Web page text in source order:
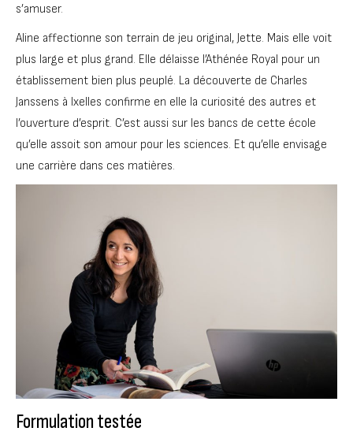
s’amuser.
Aline affectionne son terrain de jeu original, Jette. Mais elle voit
plus large et plus grand. Elle délaisse l’Athénée Royal pour un
établissement bien plus peuplé. La découverte de Charles
Janssens à Ixelles confirme en elle la curiosité des autres et
l’ouverture d’esprit. C’est aussi sur les bancs de cette école
qu’elle assoit son amour pour les sciences. Et qu’elle envisage
une carrière dans ces matières.
Formulation testée